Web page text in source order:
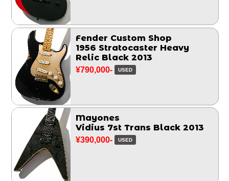
Fender Custom Shop
1956 Stratocaster Heavy
Relic Black 2013
¥790,000- USED
Mayones
Vidius 7st Trans Black 2013
¥390,000- USED